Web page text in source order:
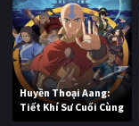
Huyền Thoại Aang:
Tiết Khí Sư Cuối Cùng